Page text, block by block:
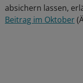
absichern lassen,
Beitrag im Oktober